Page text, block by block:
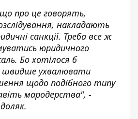
про це говорять,
накладають
санкції. Треба все ж
юридичного
Бо хотілося б
ухвалювати
щодо подібного типу
мародерства", -